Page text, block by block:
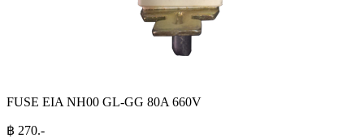
FUSE EIA NH00 GL-GG 80A 660V
฿ 270.-